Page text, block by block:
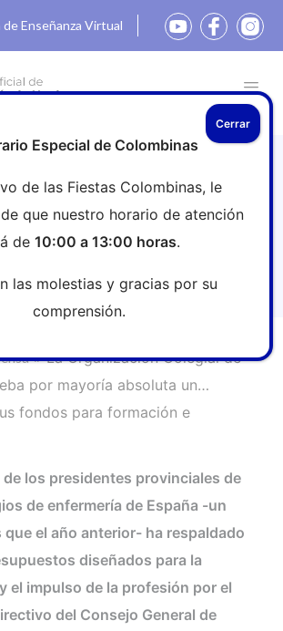
Enseñanza Virtual
aprueba por mayoría
incremento en sus fondos
e investigación para
»La Organización Colegial de
por mayoría absoluta un
fondos para formación e
de los presidentes provinciales de
de enfermería de España -un
que el año anterior- ha respaldado
diseñados para la
el impulso de la profesión por el
del Consejo General de
Especial de Colombinas
de las Fiestas Colombinas, le
que nuestro horario de atención
de 10:00 a 13:00 horas.
las molestias y gracias por su
comprensión.
Cerrar